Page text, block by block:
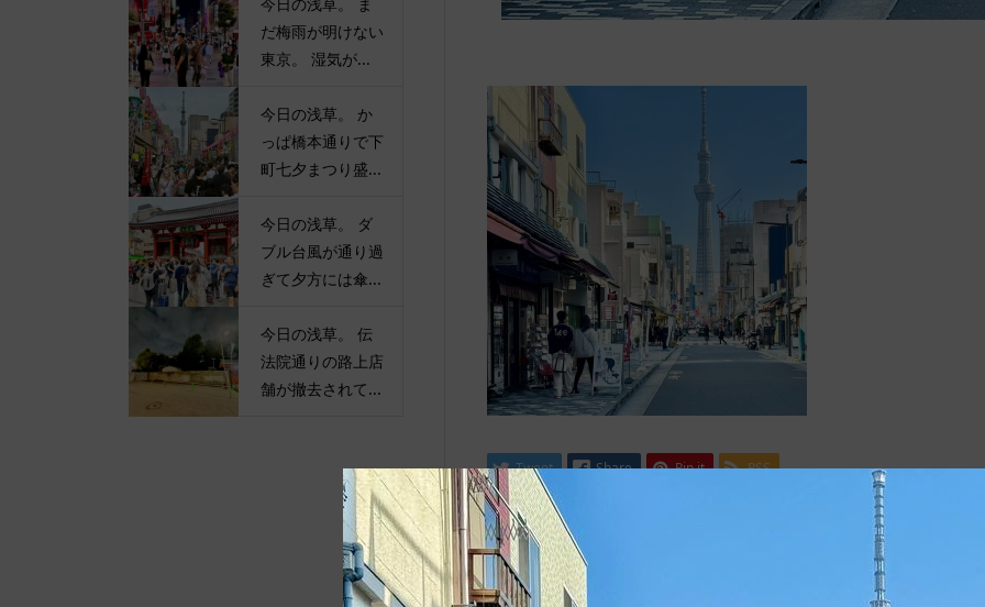
Tweet Share Pin it RSS
だ梅雨が明けない
東京。 湿気が...
今日の浅草。 か
っぱ橋本通りで下
町七夕まつり盛...
今日の浅草。 ダ
ブル台風が通り過
ぎて夕方には傘...
今日の浅草。 伝
法院通りの路上店
舗が撤去されて...